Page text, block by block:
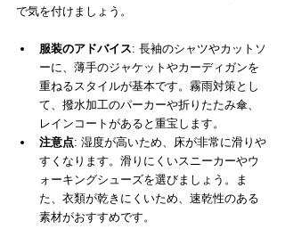
で気を付けましょう。
服装のアドバイス: 長袖のシャツやカットソ
ーに、薄手のジャケットやカーディガンを
重ねるスタイルが基本です。霧雨対策とし
て、撥水加工のパーカーや折りたたみ傘、
レインコートがあると重宝します。
注意点: 湿度が高いため、床が非常に滑りや
すくなります。滑りにくいスニーカーやウ
ォーキングシューズを選びましょう。ま
た、衣類が乾きにくいため、速乾性のある
素材がおすすめです。